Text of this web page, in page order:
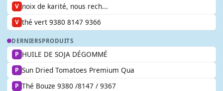
V noix de karité, nous rech...
V thé vert 9380 8147 9366
DERNIERSPRODUITS
P HUILE DE SOJA DÉGOMMÉ
P Sun Dried Tomatoes Premium Qua
P Thé Bouze 9380 /8147 / 9367